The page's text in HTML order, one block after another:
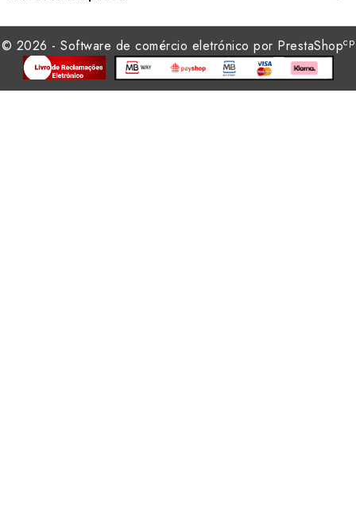
© 2026 - Software de comércio eletrónico por PrestaShopcp